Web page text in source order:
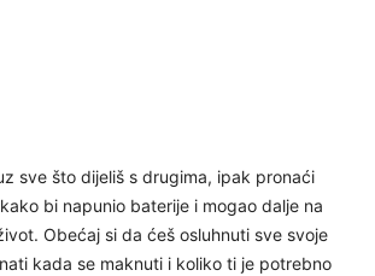
sve što dijeliš s drugima, ipak pronaći
bi napunio baterije i mogao dalje na
Obećaj si da ćeš osluhnuti sve svoje
kada se maknuti i koliko ti je potrebno